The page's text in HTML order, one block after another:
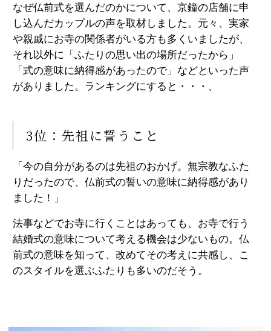
なぜ仏前式を選んだのかについて、京鐘の店舗に申
し込んだカップルの声を取材しました。元々、実家
や親戚にお寺の関係者がいる方も多くいましたが、
それ以外に「ふたりの思い出の場所だったから」
「式の意味に納得感があったので」などといった声
がありました。ランキングにすると・・・、
3位：先祖に誓うこと
「今の自分があるのは先祖のおかげ。無宗教なふた
りだったので、仏前式の誓いの意味に納得感があり
ました！」
法事などでお寺に行くことはあっても、お寺で行う
結婚式の意味について考える機会は少ないもの。仏
前式の意味を知って、改めてその考えに共感し、こ
のスタイルを選ぶふたりも多いのだそう。